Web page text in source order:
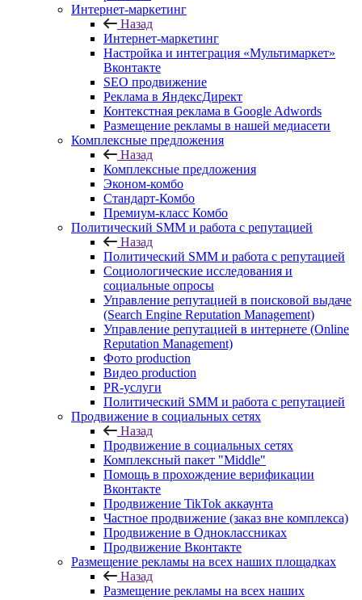
Интернет-маркетинг
Назад
Интернет-маркетинг
Настройка и интеграция «Мультимаркет»
Вконтакте
SEO продвижение
Реклама в ЯндексДирект
Контекстная реклама в Google Adwords
Размещение рекламы в нашей медиасети
Комплексные предложения
Назад
Комплексные предложения
Эконом-комбо
Стандарт-Комбо
Премиум-класс Комбо
Политический SMM и работа с репутацией
Назад
Политический SMM и работа с репутацией
Социологические исследования и
социальные опросы
Управление репутацией в поисковой выдаче
(Search Engine Reputation Management)
Управление репутацией в интернете (Online
Reputation Management)
Фото production
Видео production
PR-услуги
Политический SMM и работа с репутацией
Продвижение в социальных сетях
Назад
Продвижение в социальных сетях
Комплексный пакет "Middle"
Помощь в прохождение верификации
Вконтакте
Продвижение TikTok аккаунта
Частное продвижение (заказ вне комплекса)
Продвижение в Одноклассниках
Продвижение Вконтакте
Размещение рекламы на всех наших площадках
Назад
Размещение рекламы на всех наших